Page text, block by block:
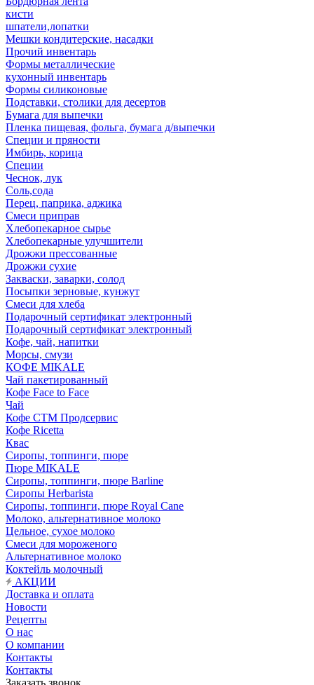
кисти
шпатели,лопатки
Мешки кондитерские, насадки
Прочий инвентарь
Формы металлические
кухонный инвентарь
Формы силиконовые
Подставки, столики для десертов
Бумага для выпечки
Пленка пищевая, фольга, бумага д/выпечки
Специи и пряности
Имбирь, корица
Специи
Чеснок, лук
Соль,сода
Перец, паприка, аджика
Смеси приправ
Хлебопекарное сырье
Хлебопекарные улучшители
Дрожжи прессованные
Дрожжи сухие
Закваски, заварки, солод
Посыпки зерновые, кунжут
Смеси для хлеба
Подарочный сертификат электронный
Подарочный сертификат электронный
Кофе, чай, напитки
Морсы, смузи
КОФЕ MIKALE
Чай пакетированный
Кофе Face to Face
Чай
Кофе СТМ Продсервис
Кофе Ricetta
Квас
Сиропы, топпинги, пюре
Пюре MIKALE
Сиропы, топпинги, пюре Barline
Сиропы Herbarista
Сиропы, топпинги, пюре Royal Cane
Молоко, альтернативное молоко
Цельное, сухое молоко
Смеси для мороженого
Альтернативное молоко
Коктейль молочный
АКЦИИ
Доставка и оплата
Новости
Рецепты
О нас
О компании
Контакты
Контакты
Заказать звонок